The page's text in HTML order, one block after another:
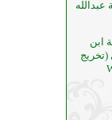
ابن